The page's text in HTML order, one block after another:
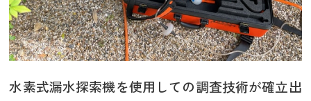
水素式漏水探索機を使用しての調査技術が確立出